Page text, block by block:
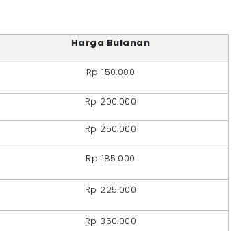
Harga Bulanan
Rp 150.000
Rp 200.000
Rp 250.000
Rp 185.000
Rp 225.000
Rp 350.000